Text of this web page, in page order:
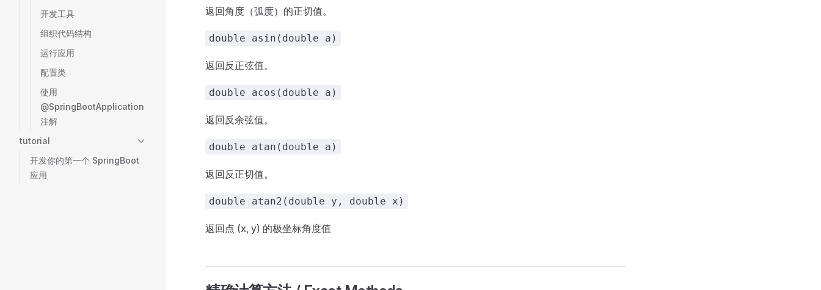
开发工具
组织代码结构
运行应用
配置类
使用
@SpringBootApplication
注解
tutorial
开发你的第一个 SpringBoot
应用
返回角度（弧度）的正切值。
double asin(double a)
返回反正弦值。
double acos(double a)
返回反余弦值。
double atan(double a)
返回反正切值。
double atan2(double y, double x)
返回点 (x, y) 的极坐标角度值